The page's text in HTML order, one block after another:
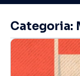
Categoria: